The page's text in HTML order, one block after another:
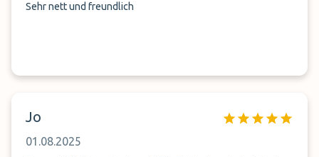
Sehr nett und freundlich
Jo
01.08.2025